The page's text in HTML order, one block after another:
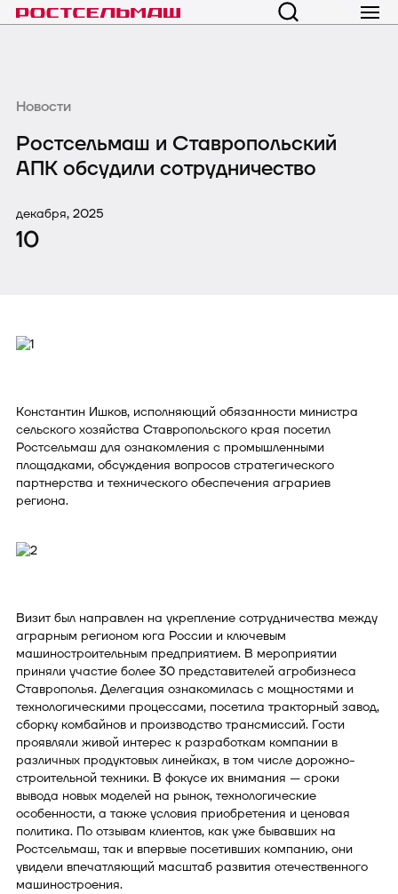
Новости
Ростсельмаш и Ставропольский
АПК обсудили сотрудничество
декабря, 2025
10
Константин Ишков, исполняющий обязанности министра
сельского хозяйства Ставропольского края посетил
Ростсельмаш для ознакомления с промышленными
площадками, обсуждения вопросов стратегического
партнерства и технического обеспечения аграриев
региона.
Визит был направлен на укрепление сотрудничества между
аграрным регионом юга России и ключевым
машиностроительным предприятием. В мероприятии
приняли участие более 30 представителей агробизнеса
Ставрополья. Делегация ознакомилась с мощностями и
технологическими процессами, посетила тракторный завод,
сборку комбайнов и производство трансмиссий. Гости
проявляли живой интерес к разработкам компании в
различных продуктовых линейках, в том числе дорожно-
строительной техники. В фокусе их внимания — сроки
вывода новых моделей на рынок, технологические
особенности, а также условия приобретения и ценовая
политика. По отзывам клиентов, как уже бывавших на
Ростсельмаш, так и впервые посетивших компанию, они
увидели впечатляющий масштаб развития отечественного
машиностроения.